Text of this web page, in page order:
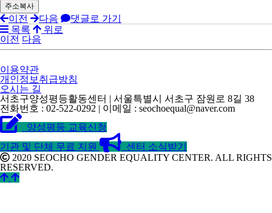
이전 다음
댓글로 가기
목록
위로
이전 다음
이용약관
개인정보취급방침
오시는 길
서초구양성평등활동센터 | 서울특별시 서초구 잠원로 8길 38
전화번호 : 02-522-0292 | 이메일 : seochoequal@naver.com
양성평등 교육신청
기관 및 단체 무료 지원
센터 소식받기
2020 SEOCHO GENDER EQUALITY CENTER. ALL RIGHTS
RESERVED.
©
k2s0o2d0e0s1i0g1n.